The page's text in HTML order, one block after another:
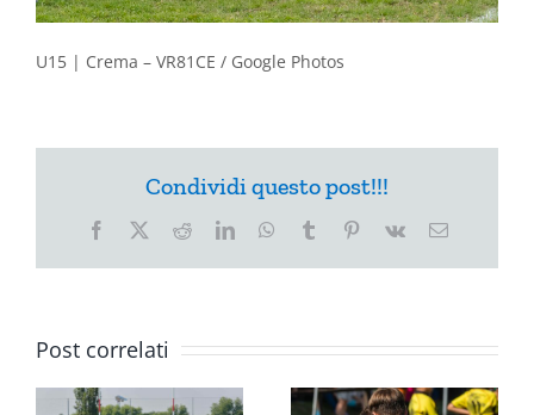
U15 | Crema – VR81CE / Google Photos
Condividi questo post!!!
Facebook
X RedditLinkedInWhatsApp
Tumblr Pinterest
Vk Email
Post correlati